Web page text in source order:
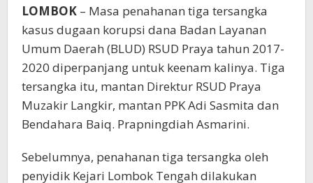
LOMBOK – Masa penahanan tiga tersangka
kasus dugaan korupsi dana Badan Layanan
Umum Daerah (BLUD) RSUD Praya tahun 2017-
2020 diperpanjang untuk keenam kalinya. Tiga
tersangka itu, mantan Direktur RSUD Praya
Muzakir Langkir, mantan PPK Adi Sasmita dan
Bendahara Baiq. Prapningdiah Asmarini.
Sebelumnya, penahanan tiga tersangka oleh
penyidik Kejari Lombok Tengah dilakukan